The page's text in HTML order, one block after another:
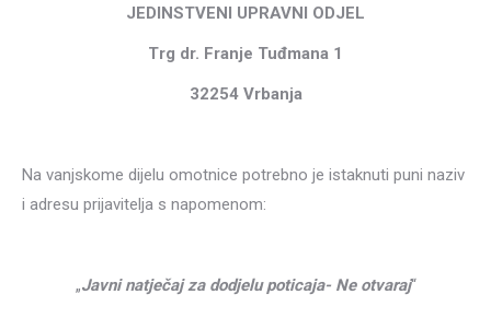
JEDINSTVENI UPRAVNI ODJEL
Trg dr. Franje Tuđmana 1
32254 Vrbanja
Na vanjskome dijelu omotnice potrebno je istaknuti puni naziv
i adresu prijavitelja s napomenom:
„Javni natječaj za dodjelu poticaja- Ne otvaraj“